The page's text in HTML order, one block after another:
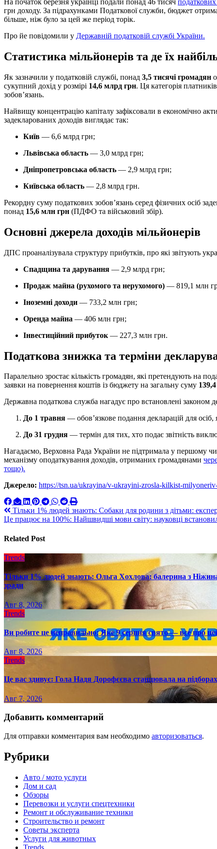
На початок березня українці подали понад 46 тисяч
грн доходу. За підрахунками Податкової служби, бюджет
більше, ніж було за цей же період торік.
Про йе повідомили у Державній податковій службі України.
Статистика мільйонерів та де їх
Як зазначили у податковій службі, понад 3,5 тисячі громадян
сукупний дохід у розмірі 14,6 млрд грн. Ця категорія
зобов’язань.
Найвищу концентрацію капіталу зафіксовали в економічно
задекларованих доходів виглядає так:
Київ — 6,6 млрд грн;
Львівська область — 3,0 млрд грн;
Дніпропетровська область — 2,9 млрд грн;
Київська область — 2,8 млрд грн.
Рекордну суму податкових зобов’язань серед фізичних осіб
понад 15,6 млн грн (ПДФО та військовий збір).
Основні джерела доходів мільйонерів
ДПС проаналізувала структуру прибутків, про які звітують
Спадщина та дарування — 2,9 млрд грн;
Продаж майна (рухомого та нерухомого) — 819,1 млн
Іноземні доходи — 733,2 млн грн;
Оренда майна — 406 млн грн;
Інвестиційний прибуток — 227,3 млн грн.
Податкова знижка та терміни
Паралельно зростає кількість громадян, які претендують на
заявки на повернення коштів із бюджету на загальну суму
Державна податкова служба нагадує про встановлені законом
До 1 травня — обов’язкове подання декларацій для
До 31 грудня — термін для тих, хто подає звітність
Нагадаємо, Верховна Рада України не підтримала у першому
механізму оподаткування доходів, отриманих громадянами
тощо).
Джерело: https://tsn.ua/ukrayina/v-ukrayini-zrosla-kilkist-
Навигация
по
записям
Тільки 1% людей знають: Собаки для родини з дітьми:
Це працює на 100%: Найшвидші мови світу: науковці
Related Post
Trends
Тільки 1% людей знають: Ольга Хохлова: балерина з
зради
Авг 8, 2026
Trends
Ви робите це неправильно: Яке 9 серпня свято — все про
Авг 8, 2026
Trends
Це вас здивує: Гола Надя Дорофєєва станцювала на
Авг 7, 2026
Добавить комментарий
Для отправки комментария вам необходимо авторизоваться.
Рубрики
Авто / мото услуги
Дом и сад
Обзоры
Перевозки и услуги спецтехники
Ремонт и обслуживание техники
Строительство и ремонт
Советы эксперта
Услуги для животных
Trends